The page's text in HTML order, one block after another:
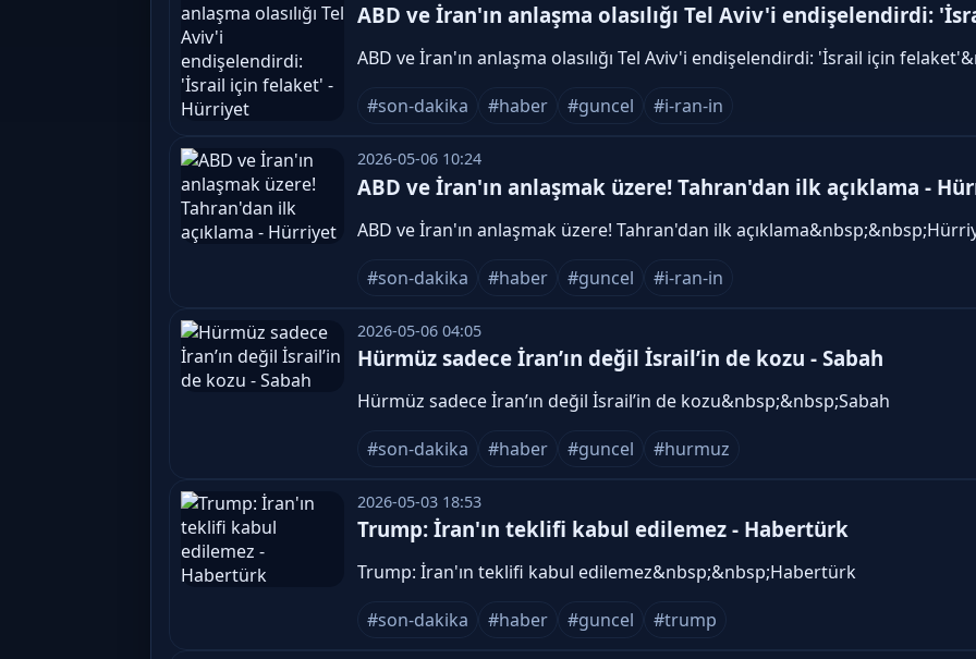
ABD ve İran'ın anlaşma olasılığı Tel Aviv'i endişelendirdi:
ABD ve İran'ın anlaşma olasılığı Tel Aviv'i endişelendirdi: 'İsrail için
#son-dakika
#haber #guncel #i-ran-in
2026-05-06 10:24
ABD ve İran'ın anlaşmak üzere! Tahran'dan ilk açıklama -
ABD ve İran'ın anlaşmak üzere! Tahran'dan ilk
#son-dakika
#haber #guncel #i-ran-in
2026-05-06 04:05
Hürmüz sadece İran’ın değil İsrail’in de kozu - Sabah
Hürmüz sadece İran’ın değil İsrail’in de kozu&nbsp;&nbsp;Sabah
#son-dakika
#haber #guncel #hurmuz
2026-05-03 18:53
Trump: İran'ın teklifi kabul edilemez - Habertürk
Trump: İran'ın teklifi kabul edilemez&nbsp;&nbsp;Habertürk
#son-dakika
#haber #guncel #trump